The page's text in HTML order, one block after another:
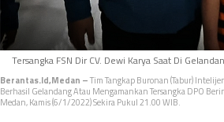
Tersangka FSN Dir CV. Dewi Karya Saat Di
Berantas.id,Medan –Tim Tangkap Buronan (Tabur)
Berhasil Gelandang Atau Mengamankan Tersangka DPO
Medan, Kamis (6/1/2022) Sekira Pukul 21.00 WIB.